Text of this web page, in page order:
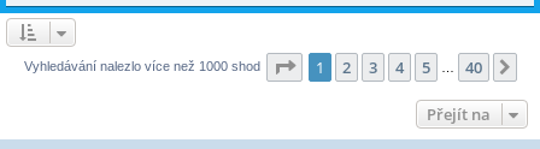
Vyhledávání nalezlo více než 1000 shod Stránka z 40
1 2 3 4 5 40
Přejít na